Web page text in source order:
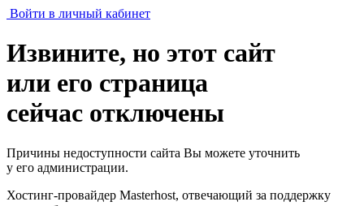
Войти в личный кабинет
Извините, но этот сайт
или его страница
сейчас отключены
Причины недоступности сайта Вы можете уточнить
у его администрации.
Хостинг-провайдер Masterhost, отвечающий за поддержку